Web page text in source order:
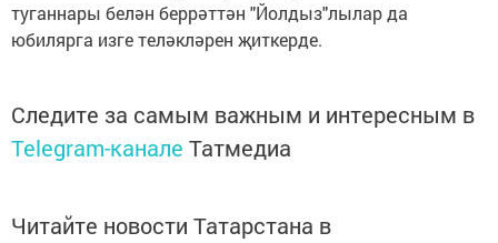
туганнары белән беррәттән "Йолдыз"лылар да
юбилярга изге теләкләрен җиткерде.
Следите за самым важным и интересным в
Telegram-канале Татмедиа
Читайте новости Татарстана в